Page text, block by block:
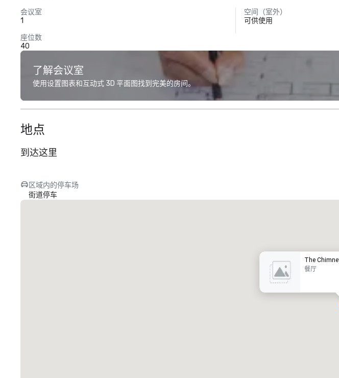
会议室
1
空间（室外）
可供使用
座位数
40
了解会议室
使用设置图表和互动式 3D 平面图找到完美的房间。
地点
到达这里
区域内的停车场
街道停车
The
餐厅